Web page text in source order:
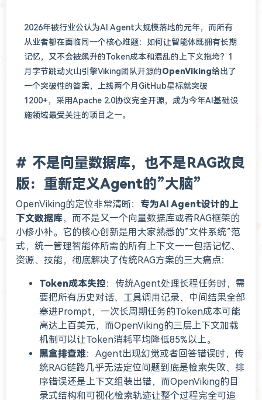
2026年被行业公认为AI Agent大规模落地的元年，而所有
从业者都在面临同一个核心难题：如何让智能体既拥有长期
记忆，又不会被飙升的Token成本和混乱的上下文拖垮？1
月字节跳动火山引擎Viking团队开源的OpenViking给出了
一个突破性的答案，上线两个月GitHub星标就突破
1200+，采用Apache 2.0协议完全开源，成为今年AI基础设
施领域最受关注的项目之一。
不是向量数据库，也不是RAG改良
版：重新定义Agent的”大脑”
OpenViking的定位非常清晰： 专为AI Agent设计的上
下文数据库，而不是又一个向量数据库或者RAG框架的
小修小补。它的核心创新是用大家熟悉的”文件系统”范
式，统一管理智能体所需的所有上下文——包括记忆、
资源、技能，彻底解决了传统RAG方案的三大痛点：
Token成本失控：传统Agent处理长程任务时，需
要把所有历史对话、工具调用记录、中间结果全部
塞进Prompt，一次长周期任务的Token成本可能
高达上百美元，而OpenViking的三层上下文加载
机制可以让Token消耗平均降低85%以上。
黑盒排查难：Agent出现幻觉或者回答错误时，传
统RAG链路几乎无法定位问题到底是检索失败、排
序错误还是上下文组装出错，而OpenViking的目
录式结构和可视化检索轨迹让整个过程完全可追